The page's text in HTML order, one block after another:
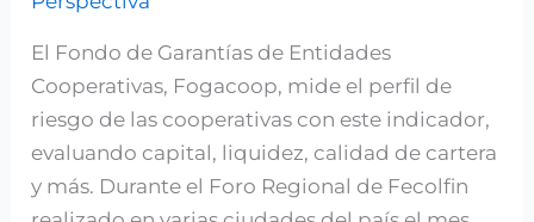
El Fondo de Garantías de Entidades
Cooperativas, Fogacoop, mide el perfil de
riesgo de las cooperativas con este indicador,
evaluando capital, liquidez, calidad de cartera
y más. Durante el Foro Regional de Fecolfin
en
las
cooperativas